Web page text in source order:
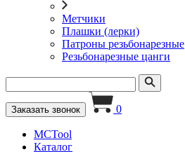
Метчики
Плашки (лерки)
Патроны резьбонарезные
Резьбонарезные цанги
Заказать звонок 0
MCTool
Каталог